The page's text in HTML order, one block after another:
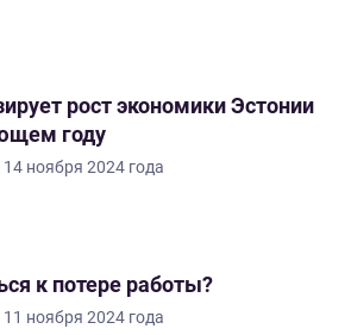
рост экономики Эстонии
году
14 ноября 2024 года
к потере работы?
11 ноября 2024 года